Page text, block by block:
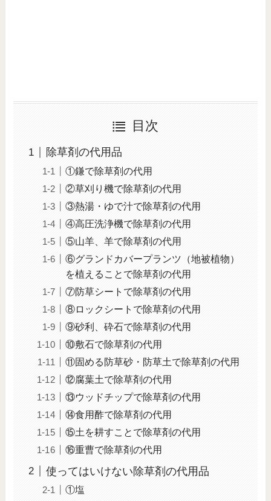
目次
除草剤の代用品
①鎌で除草剤の代用
②草刈り機で除草剤の代用
③熱湯・ゆで汁で除草剤の代用
④高圧洗浄機で除草剤の代用
⑤山羊、羊で除草剤の代用
⑥グランドカバープランツ（地被植物）
を植えることで除草剤の代用
⑦防草シートで除草剤の代用
⑧ロックシートで除草剤の代用
⑨砂利、砕石で除草剤の代用
⑩敷石で除草剤の代用
⑪固める防草砂・防草土で除草剤の代用
⑫腐葉土で除草剤の代用
⑬ウッドチップで除草剤の代用
⑭食用酢で除草剤の代用
⑮土を耕すことで除草剤の代用
⑯重曹で除草剤の代用
使ってはいけない除草剤の代用品
①塩